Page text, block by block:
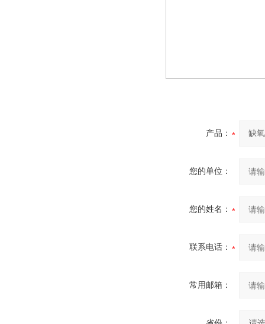
产品：
您的单位：
您的姓名：
联系电话：
常用邮箱：